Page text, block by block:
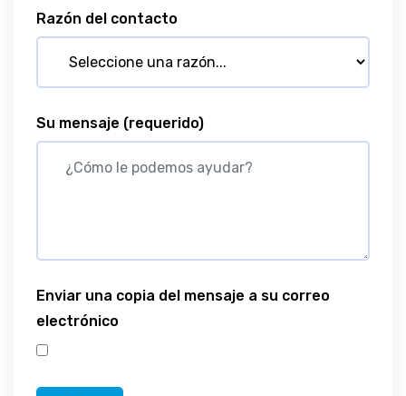
Razón del contacto
Su mensaje (requerido)
Enviar una copia del mensaje a su correo
electrónico